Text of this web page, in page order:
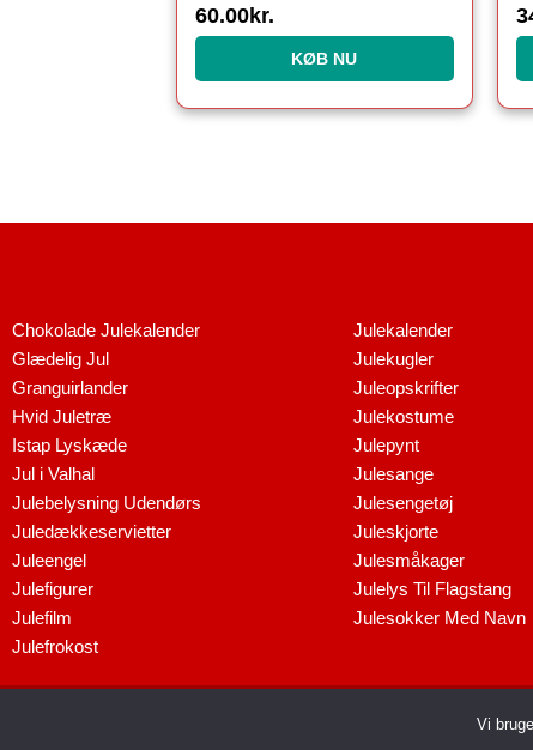
60.00kr.
KØB NU
Chokolade Julekalender
Glædelig Jul
Granguirlander
Hvid Juletræ
Istap Lyskæde
Jul i Valhal
Julebelysning Udendørs
Juledækkeservietter
Juleengel
Julefigurer
Julefilm
Julefrokost
Julekalender
Julekugler
Juleopskrifter
Julekostume
Julepynt
Julesange
Julesengetøj
Juleskjorte
Julesmåkager
Julelys Til Flagstang
Julesokker Med Navn
Vi